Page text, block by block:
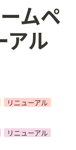
ムペ
アル
リニューアル
リニューアル